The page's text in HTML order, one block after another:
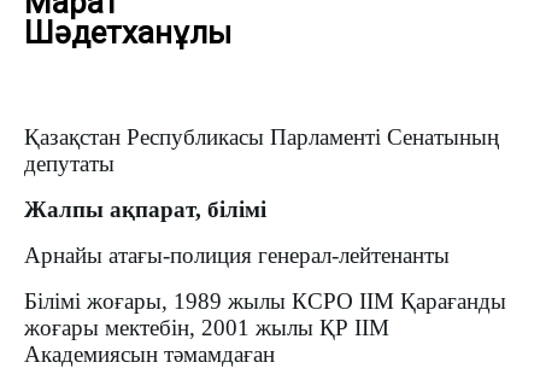
Шәдетханұлы
Қазақстан Республикасы Парламенті Сенатының
депутаты
Жалпы ақпарат, білімі
Арнайы атағы-полиция генерал-лейтенанты
Білімі жоғары, 1989 жылы КСРО ІІМ Қарағанды
жоғары мектебін, 2001 жылы ҚР ІІМ
Академиясын тәмамдаған